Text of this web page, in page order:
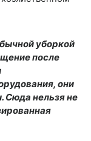
уборкой
после
они
Сюда нельзя не